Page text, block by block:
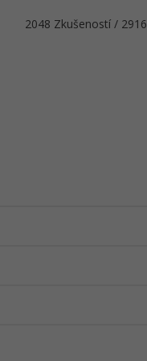
2048 Zkušeností / 2916